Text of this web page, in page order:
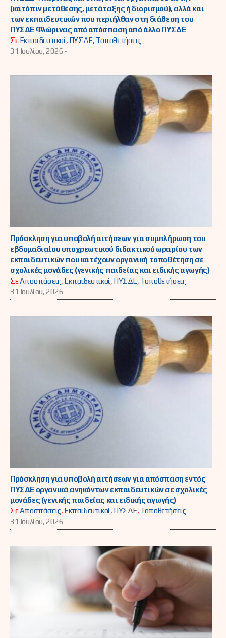
(κατόπιν μετάθεσης, μετάταξης ή διορισμού), αλλά και
των εκπαιδευτικών που περιήλθαν στη διάθεση του
ΠΥΣΔΕ Φλώρινας από απόσπαση από άλλο ΠΥΣΔΕ
ΣεΕκπαιδευτικοί, ΠΥΣΔΕ, Τοποθετήσεις
31 Ιουλίου, 2026 -
Πρόσκληση για υποβολή αιτήσεων για συμπλήρωση του
εβδομαδιαίου υποχρεωτικού διδακτικού ωραρίου των
εκπαιδευτικών που κατέχουν οργανική τοποθέτηση σε
σχολικές μονάδες (γενικής παιδείας και ειδικής αγωγής)
ΣεΑποσπάσεις, Εκπαιδευτικοί, ΠΥΣΔΕ, Τοποθετήσεις
31 Ιουλίου, 2026 -
Πρόσκληση για υποβολή αιτήσεων για απόσπαση εντός
ΠΥΣΔΕ οργανικά ανηκόντων εκπαιδευτικών σε σχολικές
μονάδες (γενικής παιδείας και ειδικής αγωγής)
ΣεΑποσπάσεις, Εκπαιδευτικοί, ΠΥΣΔΕ, Τοποθετήσεις
31 Ιουλίου, 2026 -